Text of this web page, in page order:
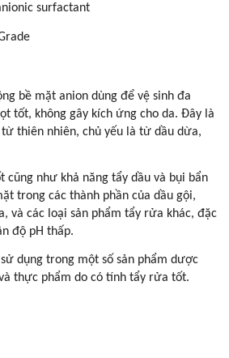
surfactant
bề mặt anion dùng để vệ sinh đa
tốt, không gây kích ứng cho da. Đây là
thiên nhiên, chủ yếu là từ dầu dừa,
cũng như khả năng tẩy dầu và bụi bẩn
trong các thành phần của dầu gội,
và các loại sản phẩm tẩy rửa khác, đặc
độ pH thấp.
dụng trong một số sản phẩm dược
thực phẩm do có tính tẩy rửa tốt.